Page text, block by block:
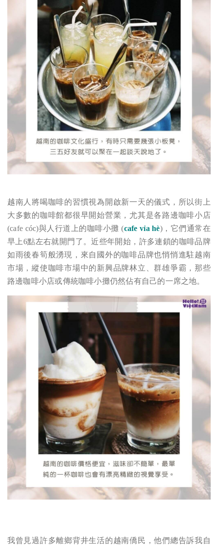
越南人將喝咖啡的習慣視為開啟新一天的儀式，所以街上
大多數的咖啡館都很早開始營業，尤其是各路邊咖啡小店
(cafe cóc)與人行道上的咖啡小攤(cafe vỉa hè)，它們通常在
早上6點左右就開門了。近些年開始，許多連鎖的咖啡品牌
如雨後春筍般湧現，來自國外的咖啡品牌也悄悄進駐越南
市場，縱使咖啡市場中的新興品牌林立、群雄爭霸，那些
路邊咖啡小店或傳統咖啡小攤仍然佔有自己的一席之地。
我曾見過許多離鄉背井生活的越南僑民，他們總告訴我自